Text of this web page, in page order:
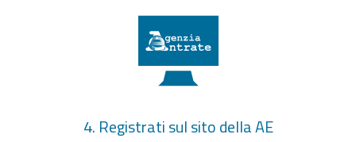
4. Registrati sul sito della AE